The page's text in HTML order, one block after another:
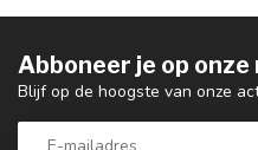
Abboneer je op
Blijf op de hoogste van onze